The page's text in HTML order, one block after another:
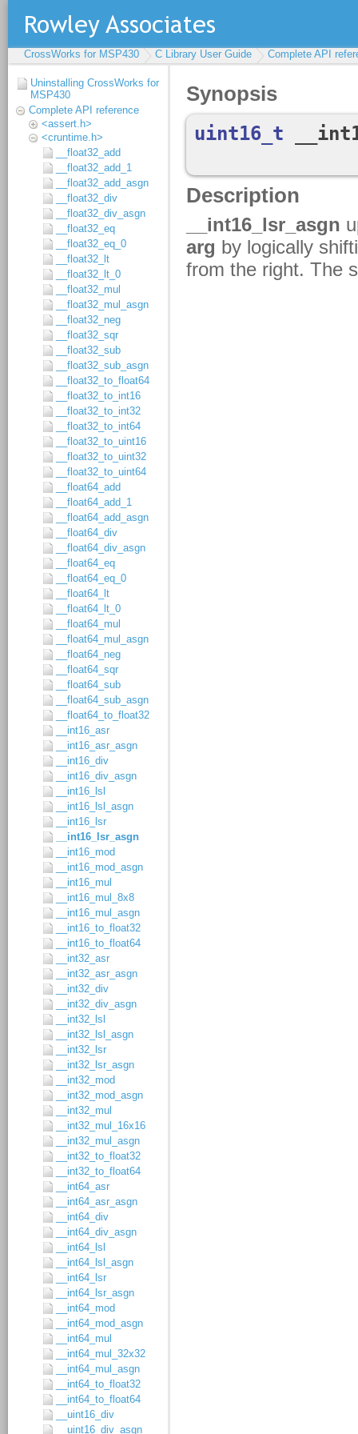
CrossWorks for MSP430 C Library User Guide Complete API
Uninstalling CrossWorks for
MSP430
Complete API reference
<assert.h>
<cruntime.h>
__float32_add
__float32_add_1
__float32_add_asgn
__float32_div
__float32_div_asgn
__float32_eq
__float32_eq_0
__float32_lt
__float32_lt_0
__float32_mul
__float32_mul_asgn
__float32_neg
__float32_sqr
__float32_sub
__float32_sub_asgn
__float32_to_float64
__float32_to_int16
__float32_to_int32
__float32_to_int64
__float32_to_uint16
__float32_to_uint32
__float32_to_uint64
__float64_add
__float64_add_1
__float64_add_asgn
__float64_div
__float64_div_asgn
__float64_eq
__float64_eq_0
__float64_lt
__float64_lt_0
__float64_mul
__float64_mul_asgn
__float64_neg
__float64_sqr
__float64_sub
__float64_sub_asgn
__float64_to_float32
__int16_asr
__int16_asr_asgn
__int16_div
__int16_div_asgn
__int16_lsl
__int16_lsl_asgn
__int16_lsr
__int16_lsr_asgn
__int16_mod
__int16_mod_asgn
__int16_mul
__int16_mul_8x8
__int16_mul_asgn
__int16_to_float32
__int16_to_float64
__int32_asr
__int32_asr_asgn
__int32_div
__int32_div_asgn
__int32_lsl
__int32_lsl_asgn
__int32_lsr
__int32_lsr_asgn
__int32_mod
__int32_mod_asgn
__int32_mul
__int32_mul_16x16
__int32_mul_asgn
__int32_to_float32
__int32_to_float64
__int64_asr
__int64_asr_asgn
__int64_div
__int64_div_asgn
__int64_lsl
__int64_lsl_asgn
__int64_lsr
__int64_lsr_asgn
__int64_mod
__int64_mod_asgn
__int64_mul
__int64_mul_32x32
__int64_mul_asgn
__int64_to_float32
__int64_to_float64
__uint16_div
__uint16_div_asgn